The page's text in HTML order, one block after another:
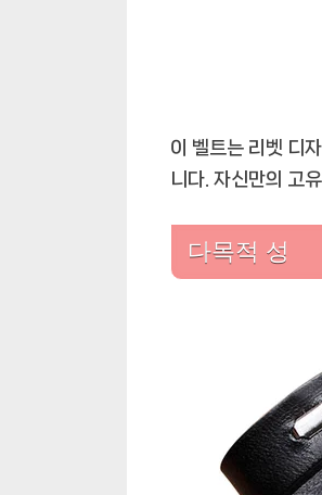
이 벨트는 리벳 디
니다. 자신만의 고
다목적 성